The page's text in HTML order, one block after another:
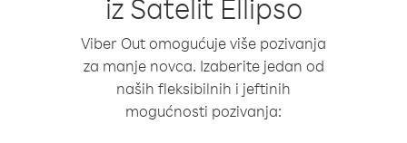
iz Satelit Ellipso
Viber Out omogućuje više pozivanja
za manje novca. Izaberite jedan od
naših fleksibilnih i jeftinih
mogućnosti pozivanja: